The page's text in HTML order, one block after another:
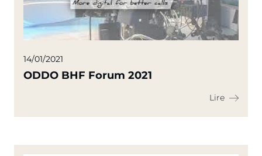
14/01/2021
ODDO BHF Forum 2021
Lire